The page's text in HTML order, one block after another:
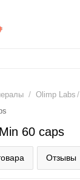
/ Olimp Labs /
60 caps
Отзывы